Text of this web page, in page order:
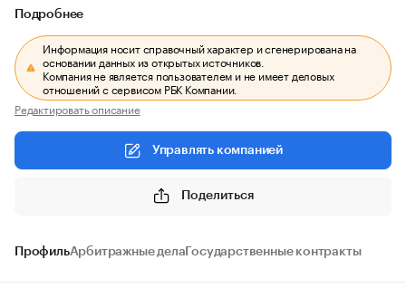
Подробнее
Информация носит справочный характер и сгенерирована на
основании данных из открытых источников.
Компания не является пользователем и не имеет деловых
отношений с сервисом РБК Компании.
Редактировать описание
Управлять компанией
Поделиться
ПрофильАрбитражные дела Государственные контракты